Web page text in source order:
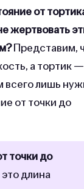
от
жертвовать
Представим,
а тортик —
всего лишь
от точки до
точки до
длина